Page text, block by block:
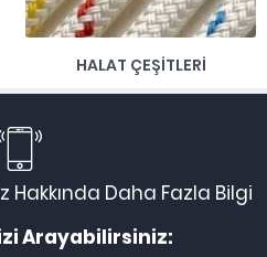
HALAT ÇEŞİTLERİ
Daha Fazla Bilgi
Arayabilirsiniz: